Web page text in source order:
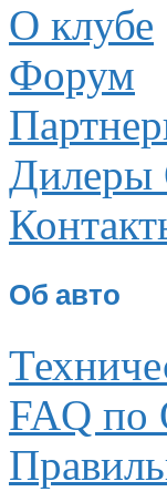
О клубе
Форум
Дилеры
Об авто
FAQ по